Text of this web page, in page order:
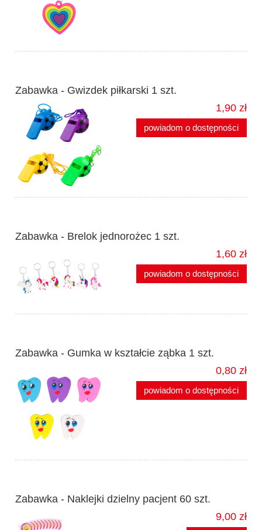
Zabawka - Gwizdek piłkarski 1 szt.
1,90 zł
powiadom o dostępności
Zabawka - Brelok jednorożec 1 szt.
1,60 zł
powiadom o dostępności
Zabawka - Gumka w kształcie ząbka 1 szt.
0,80 zł
powiadom o dostępności
Zabawka - Naklejki dzielny pacjent 60 szt.
9,00 zł